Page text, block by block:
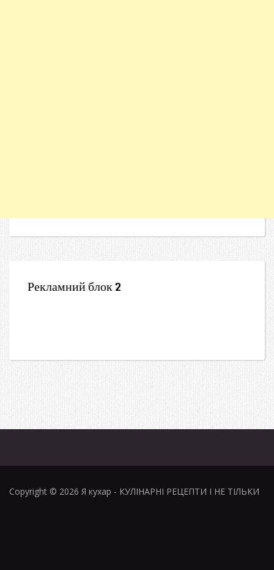
Рекламний блок 2
Copyright © 2026 Я кухар - КУЛІНАРНІ РЕЦЕПТИ І НЕ ТІЛЬКИ